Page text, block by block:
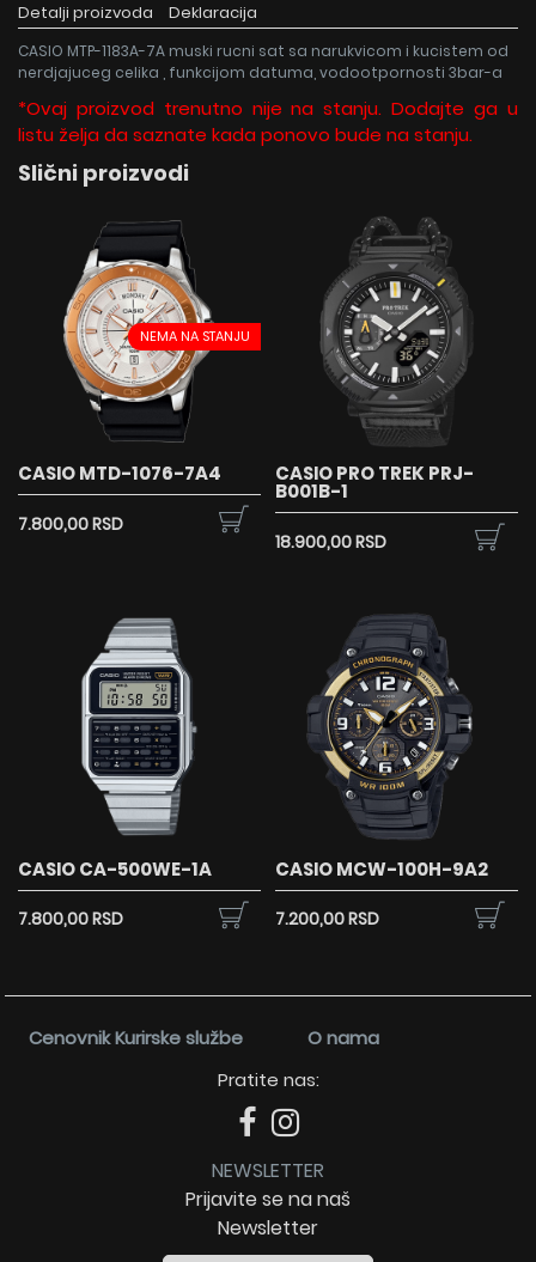
Detalji proizvoda Deklaracija
CASIO MTP-1183A-7A muski rucni sat sa narukvicom i kucistem od
nerdjajuceg celika , funkcijom datuma, vodootpornosti 3bar-a
*Ovaj proizvod trenutno nije na stanju. Dodajte ga u
listu želja da saznate kada ponovo bude na stanju.
Slični proizvodi
NEMA NA STANJU
CASIO MTD-1076-7A4
7.800,00 RSD
CASIO PRO TREK PRJ-
B001B-1
18.900,00 RSD
CASIO CA-500WE-1A
7.800,00 RSD
CASIO MCW-100H-9A2
7.200,00 RSD
Cenovnik Kurirske službe
O nama
Pratite nas:
NEWSLETTER
Prijavite se na naš
Newsletter